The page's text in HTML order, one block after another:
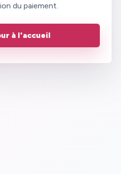
du paiement.
à l'accueil